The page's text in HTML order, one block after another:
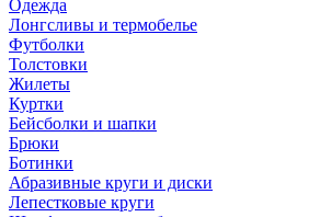
Одежда
Лонгсливы и термобелье
Футболки
Толстовки
Жилеты
Куртки
Бейсболки и шапки
Брюки
Ботинки
Абразивные круги и диски
Лепестковые круги